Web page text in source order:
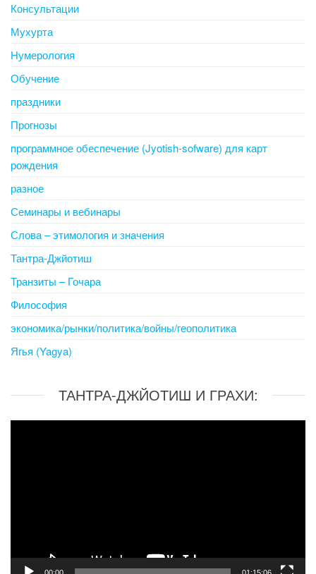
Консультации
Мухурта
Нумерология
Обучение
праздники
Прогнозы
программное обеспечение (Jyotish-sofware) для карт
рождения
разное
Семинары и вебинары
Слова – этимология и значения
Тантра-Джйотиш
Транзиты – Гочара
Философия
экономика/рынки/политика/войны/геополитика
Ягья (Yagya)
ТАНТРА-ДЖЙОТИШ И ГРАХИ: